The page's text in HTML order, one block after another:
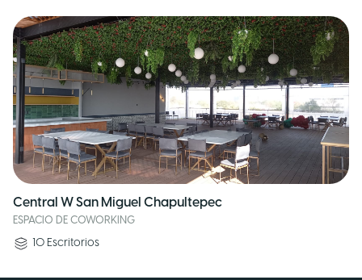
Central W San Miguel Chapultepec
ESPACIO DE COWORKING
10 Escritorios